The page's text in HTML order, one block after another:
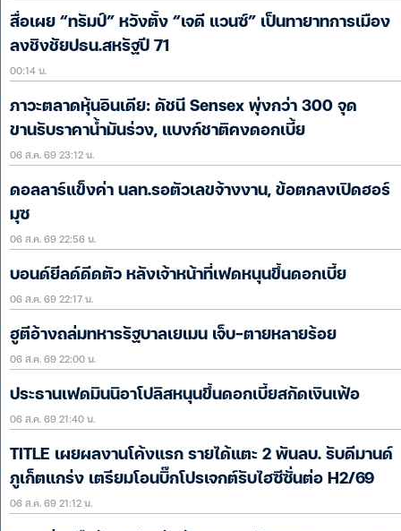
สื่อเผย “ทรัมป์” หวังตั้ง “เจดี แวนซ์” เป็นทายาทการเมือง
ลงชิงชัยปธน.สหรัฐปี 71
00:14 น.
ภาวะตลาดหุ้นอินเดีย: ดัชนี Sensex พุ่งกว่า 300 จุด
ขานรับราคาน้ำมันร่วง, แบงก์ชาติคงดอกเบี้ย
06 ส.ค. 69 23:12 น.
ดอลลาร์แข็งค่า นลท.รอตัวเลขจ้างงาน, ข้อตกลงเปิดฮอร์
มุซ
06 ส.ค. 69 22:56 น.
บอนด์ยีลด์ดีดตัว หลังเจ้าหน้าที่เฟดหนุนขึ้นดอกเบี้ย
06 ส.ค. 69 22:17 น.
ฮูตีอ้างถล่มทหารรัฐบาลเยเมน เจ็บ-ตายหลายร้อย
06 ส.ค. 69 22:00 น.
ประธานเฟดมินนิอาโปลิสหนุนขึ้นดอกเบี้ยสกัดเงินเฟ้อ
06 ส.ค. 69 21:40 น.
TITLE เผยผลงานโค้งแรก รายได้แตะ 2 พันลบ. รับดีมานด์
ภูเก็ตแกร่ง เตรียมโอนบิ๊กโปรเจกต์รับไฮซีซั่นต่อ H2/69
06 ส.ค. 69 21:12 น.